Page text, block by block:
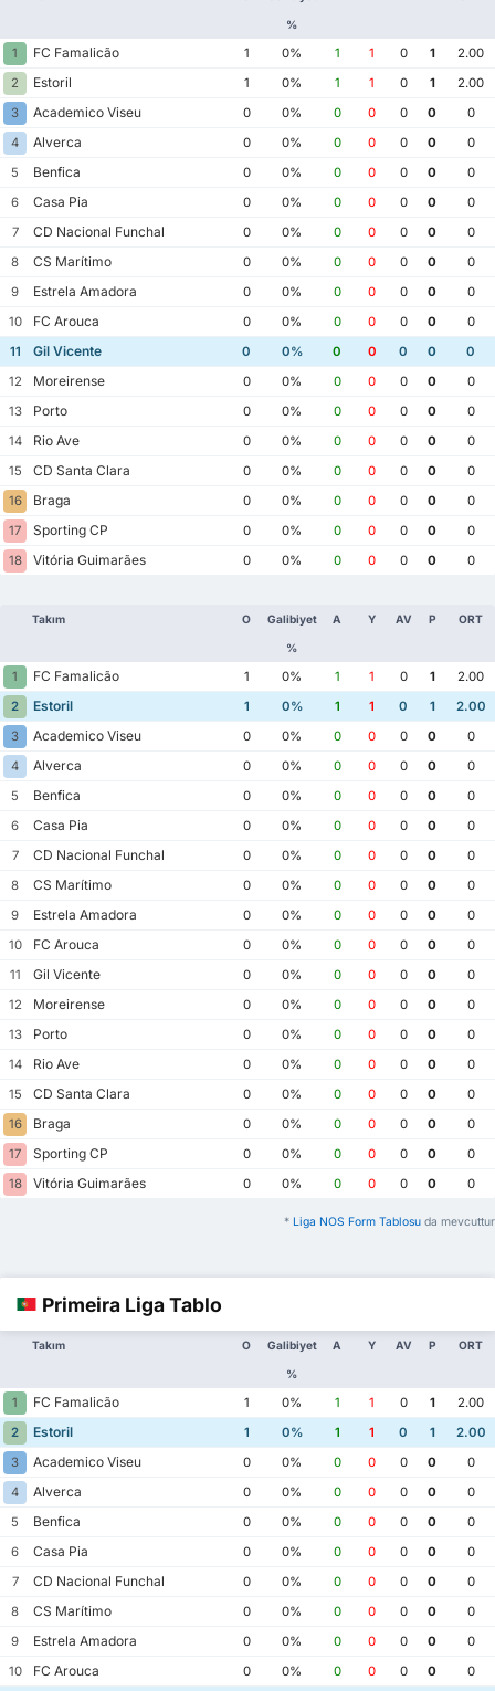
%
1 FC Famalicão 1 0% 1 1 0 1
2.00
2
Estoril 1 0% 1 1 0 1
2.00
3
Academico Viseu 0 0% 0 0 0 0
0
4
Alverca 0 0% 0 0 0 0
0
5
Benfica 0 0% 0 0 0 0
0
6
Casa Pia 0 0% 0 0 0 0
0
7
CD Nacional Funchal 0 0% 0 0 0 0
0
8
CS Marítimo 0 0% 0 0 0 0
0
9
Estrela Amadora 0 0% 0 0 0 0
0
10
FC Arouca 0 0% 0 0 0 0
0
11
Gil Vicente 0 0% 0 0 0 0
0
12
Moreirense 0 0% 0 0 0 0
0
13
Porto 0 0% 0 0 0 0
0
14
Rio Ave 0 0% 0 0 0 0
0
15
CD Santa Clara 0 0% 0 0 0 0
0
16
Braga 0 0% 0 0 0 0
0
17
Sporting CP 0 0% 0 0 0 0
0
18
Vitória Guimarães 0 0% 0 0 0 0 0
Takım O Galibiyet
%
A Y AV P ORT
1 FC Famalicão 1 0% 1 1 0 1
2.00
2
Estoril 1 0% 1 1 0 1
2.00
3
Academico Viseu 0 0% 0 0 0 0
0
4
Alverca 0 0% 0 0 0 0
0
5
Benfica 0 0% 0 0 0 0
0
6
Casa Pia 0 0% 0 0 0 0
0
7
CD Nacional Funchal 0 0% 0 0 0 0
0
8
CS Marítimo 0 0% 0 0 0 0
0
9
Estrela Amadora 0 0% 0 0 0 0
0
10
FC Arouca 0 0% 0 0 0 0
0
11
Gil Vicente 0 0% 0 0 0 0
0
12
Moreirense 0 0% 0 0 0 0
0
13
Porto 0 0% 0 0 0 0
0
14
Rio Ave 0 0% 0 0 0 0
0
15
CD Santa Clara 0 0% 0 0 0 0
0
16
Braga 0 0% 0 0 0 0
0
17
Sporting CP 0 0% 0 0 0 0
0
18
Vitória Guimarães 0 0% 0 0 0 0 0
* Liga NOS Form Tablosu da mevcuttur
Primeira Liga Tablo
Takım O Galibiyet
%
A Y AV P ORT
1 FC Famalicão 1 0% 1 1 0 1
2.00
2
Estoril 1 0% 1 1 0 1
2.00
3
Academico Viseu 0 0% 0 0 0 0
0
4
Alverca 0 0% 0 0 0 0
0
5
Benfica 0 0% 0 0 0 0
0
6
Casa Pia 0 0% 0 0 0 0
0
7
CD Nacional Funchal 0 0% 0 0 0 0
0
8
CS Marítimo 0 0% 0 0 0 0
0
9
Estrela Amadora 0 0% 0 0 0 0
0
10
FC Arouca 0 0% 0 0 0 0
0